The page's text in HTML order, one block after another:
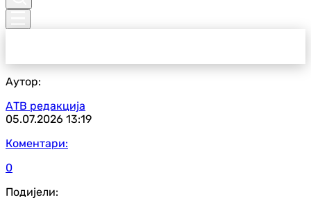
Аутор:
АТВ редакција
05.07.2026 13:19
Коментари:
0
Подијели: